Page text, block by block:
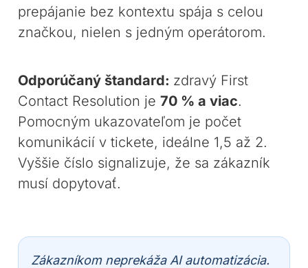
prepájanie bez kontextu spája s celou
značkou, nielen s jedným operátorom.
Odporúčaný štandard: zdravý First
Contact Resolution je70 % a viac.
Pomocným ukazovateľom je počet
komunikácií v tickete, ideálne 1,5 až 2.
Vyššie číslo signalizuje, že sa zákazník
musí dopytovať.
Zákazníkom neprekáža AI automatizácia.